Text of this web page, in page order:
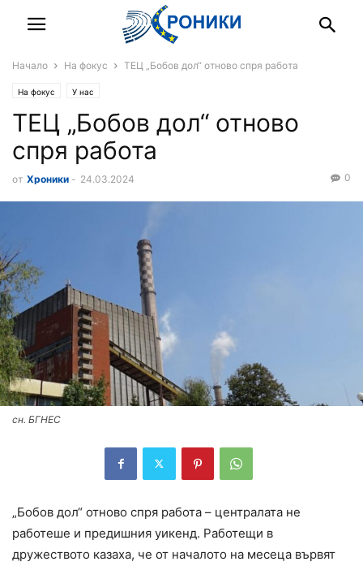
Начало На фокус ТЕЦ „Бобов дол“ отново спря работа
На фокус У нас
ТЕЦ „Бобов дол“ отново
спря работа
от Хроники - 24.03.2024 0
сн. БГНЕС
„Бобов дол“ отново спря работа – централата не
работеше и предишния уикенд. Работещи в
дружеството казаха, че от началото на месеца вървят